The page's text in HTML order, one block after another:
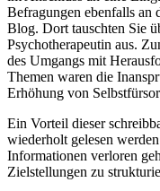
Befragungen ebenfalls an
Blog. Dort tauschten Sie
Psychotherapeutin aus.
des Umgangs mit
Themen waren die
Erhöhung von
Ein Vorteil dieser
wiederholt gelesen
Informationen verloren
Zielstellungen zu